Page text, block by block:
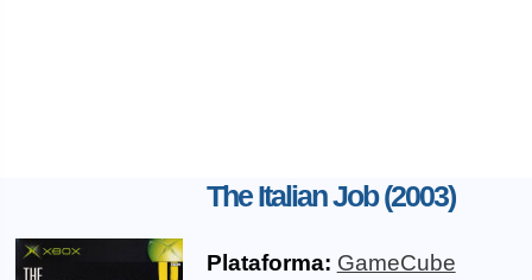
The Italian Job (2003)
Plataforma: GameCube